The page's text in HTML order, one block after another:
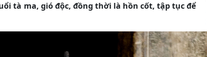
tà ma, gió độc, đồng thời là hồn cốt, tập tục để